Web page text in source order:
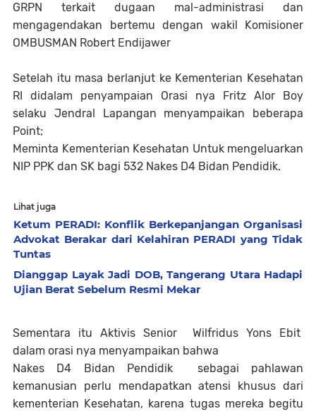
GRPN terkait dugaan mal-administrasi dan
mengagendakan bertemu dengan wakil Komisioner
OMBUSMAN Robert Endijawer
Setelah itu masa berlanjut ke Kementerian Kesehatan
RI didalam penyampaian Orasi nya Fritz Alor Boy
selaku Jendral Lapangan menyampaikan beberapa
Point;
Meminta Kementerian Kesehatan Untuk mengeluarkan
NIP PPK dan SK bagi 532 Nakes D4 Bidan Pendidik.
Lihat juga
Ketum PERADI: Konflik Berkepanjangan Organisasi
Advokat Berakar dari Kelahiran PERADI yang Tidak
Tuntas
Dianggap Layak Jadi DOB, Tangerang Utara Hadapi
Ujian Berat Sebelum Resmi Mekar
Sementara itu Aktivis Senior Wilfridus Yons Ebit
dalam orasi nya menyampaikan bahwa
Nakes D4 Bidan Pendidik sebagai pahlawan
kemanusian perlu mendapatkan atensi khusus dari
kementerian Kesehatan, karena tugas mereka begitu